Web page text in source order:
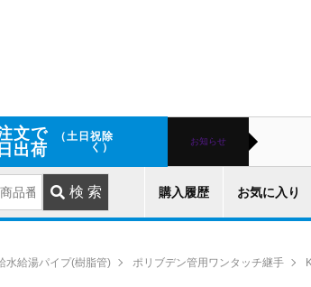
文で
出荷
（土日祝除
く）
お知らせ
購入履歴 お気に入り
水給湯パイプ(樹脂管) ポリブデン管用ワンタッチ継手